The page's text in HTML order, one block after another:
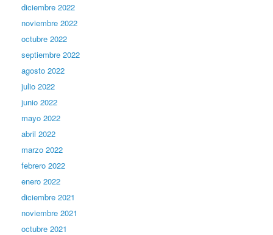
diciembre 2022
noviembre 2022
octubre 2022
septiembre 2022
agosto 2022
julio 2022
junio 2022
mayo 2022
abril 2022
marzo 2022
febrero 2022
enero 2022
diciembre 2021
noviembre 2021
octubre 2021